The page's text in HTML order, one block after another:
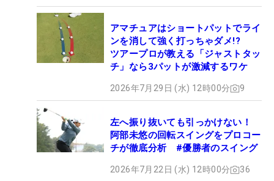
アマチュアはショートパットでライ
ンを消して強く打っちゃダメ!?
ツアープロが教える「ジャストタッ
チ」なら3パットが激減するワケ
2026年7月29日 (水) 12時00分 9
左へ振り抜いても引っかけない！
阿部未悠の回転スイングをプロコー
チが徹底分析 #優勝者のスイング
2026年7月22日 (水) 12時00分 36